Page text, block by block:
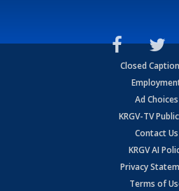
Closed
Ad Choices
KRGV-TV
Contact Us
KRGV AI
Privacy
Terms of